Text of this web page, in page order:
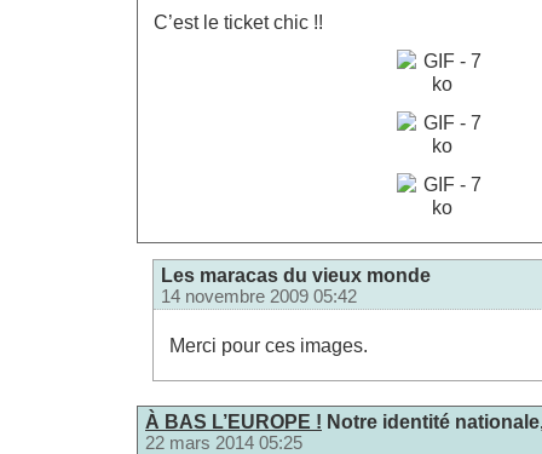
C’est le ticket chic !!
Les maracas du vieux monde
14 novembre 2009 05:42
Merci pour ces images.
À BAS L’EUROPE ! Notre identité
22 mars 2014 05:25